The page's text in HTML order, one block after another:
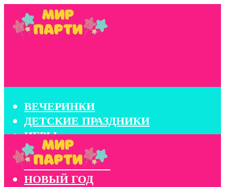
ВЕЧЕРИНКИ
ДЕТСКИЕ ПРАЗДНИКИ
ИГРЫ
КОНКУРСЫ
КОРПОРАТИВЫ
НОВЫЙ ГОД